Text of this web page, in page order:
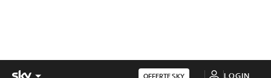
OFFERTE SKY LOGIN